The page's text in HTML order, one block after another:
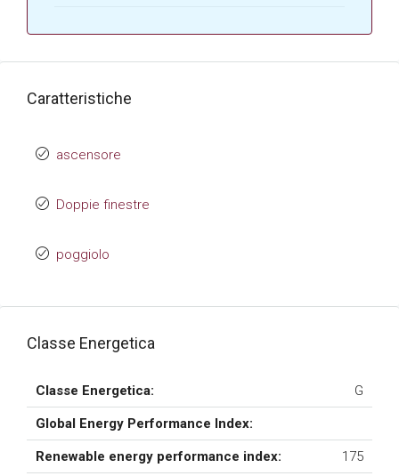
Caratteristiche
ascensore
Doppie finestre
poggiolo
Classe Energetica
Classe Energetica: G
Global Energy Performance Index:
Renewable energy performance index: 175